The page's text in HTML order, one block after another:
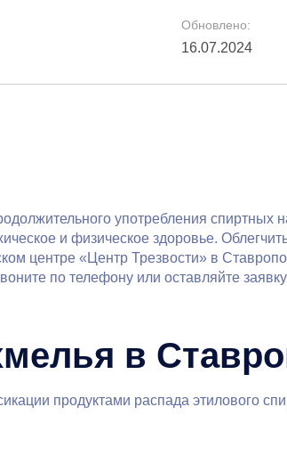
Обновлено:
16.07.2024
употребления спиртных
и физическое здоровье.
центре «Центр Трезвости» в
по телефону или оставляйте
в
продуктами распада этилового